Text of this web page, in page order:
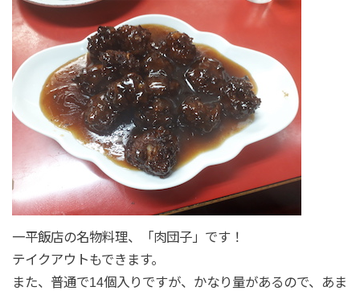
一平飯店の名物料理、「肉団子」です！
テイクアウトもできます。
また、普通で14個入りですが、かなり量があるので、あま